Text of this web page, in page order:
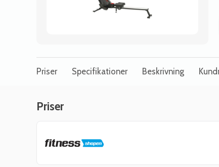
Priser Specifikationer Beskrivning
Priser